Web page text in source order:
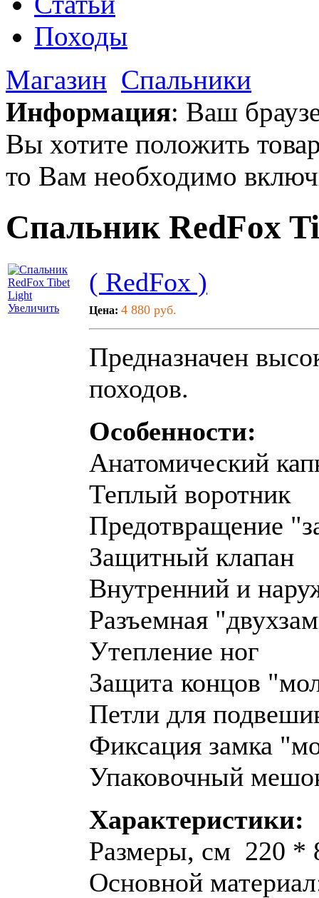
Походы
Магазин Спальники
Информация: Ваш
Вы хотите положить
то Вам необходимо
Спальник RedFox
Увеличить
( RedFox )
Цена: 4 880 руб.
Предназначен
походов.
Особенности:
Анатомический
Теплый воротник
Предотвращение
Защитный клапан
Внутренний и
Разъемная
Утепление ног
Защита концов
Петли для
Фиксация замка
Упаковочный
Характеристики:
Размеры, см 220 *
Основной